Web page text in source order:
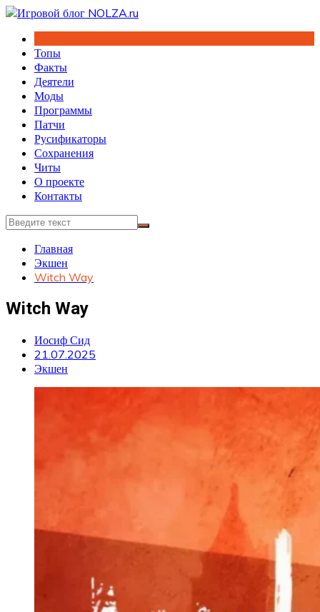
Перейти
содержимому
Топы
Факты
Деятели
Моды
Программы
Патчи
Русификаторы
Сохранения
Читы
О проекте
Контакты
Главная
Экшен
Witch Way
Witch Way
Иосиф Сид
21.07.2025
Экшен